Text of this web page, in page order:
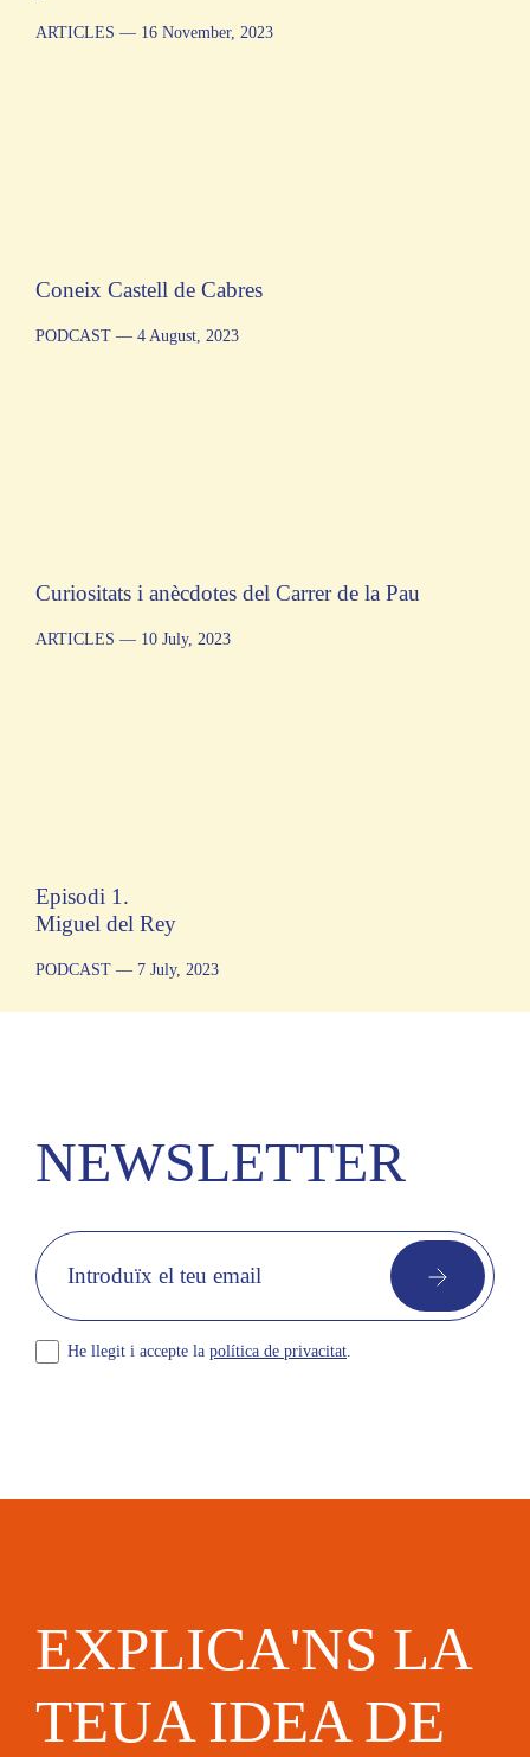
ARTICLES — 16 November, 2023
Coneix Castell de Cabres
PODCAST — 4 August, 2023
Curiositats i anècdotes del Carrer de la Pau
ARTICLES — 10 July, 2023
Episodi 1.
Miguel del Rey
PODCAST — 7 July, 2023
NEWSLETTER
He llegit i accepte la política de privacitat
EXPLICA'NS LA
TEUA IDEA DE